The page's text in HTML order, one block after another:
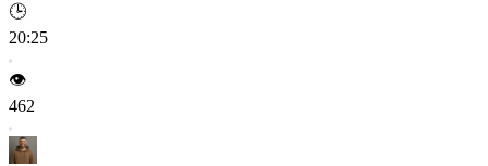
🕒
20:25
👁️
462